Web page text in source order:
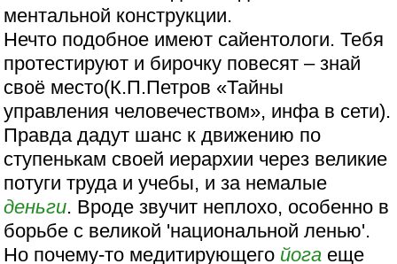
ментальной конструкции.
Нечто подобное имеют сайентологи. Тебя
протестируют и бирочку повесят – знай
своё место(К.П.Петров «Тайны
управления человечеством», инфа в сети).
Правда дадут шанс к движению по
ступенькам своей иерархии через великие
потуги труда и учебы, и за немалые
деньги. Вроде звучит неплохо, особенно в
борьбе с великой 'национальной ленью'.
Но почему-то медитирующего йога еще